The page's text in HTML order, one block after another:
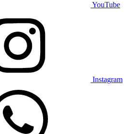
YouTube
Instagram